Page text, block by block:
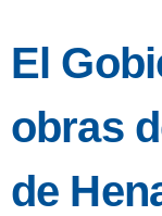
El
obras
de